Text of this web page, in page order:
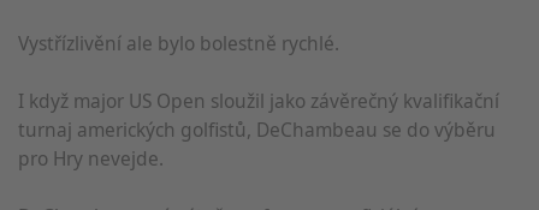
Vystřízlivění ale bylo bolestně rychlé.
I když major US Open sloužil jako závěrečný kvalifikační
turnaj amerických golfistů, DeChambeau se do výběru
pro Hry nevejde.